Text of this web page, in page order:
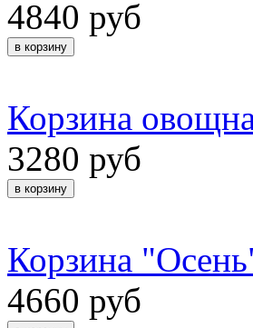
4840 руб
Корзина
3280 руб
Корзина
4660 руб